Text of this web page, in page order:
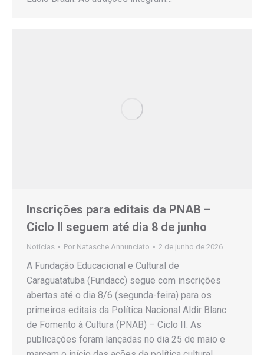
Inscrições para editais da PNAB –
Ciclo II seguem até dia 8 de junho
Notícias Por Natasche Annunciato 2 de junho de 2026
A Fundação Educacional e Cultural de
Caraguatatuba (Fundacc) segue com inscrições
abertas até o dia 8/6 (segunda-feira) para os
primeiros editais da Política Nacional Aldir Blanc
de Fomento à Cultura (PNAB) – Ciclo II. As
publicações foram lançadas no dia 25 de maio e